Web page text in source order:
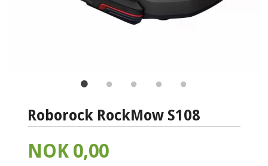
Roborock RockMow S108
Pris
NOK 0,00